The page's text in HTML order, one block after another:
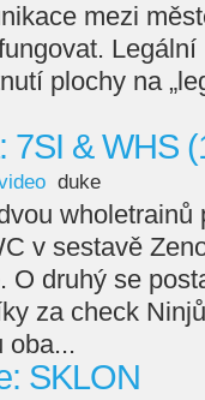
mezi
plochy na
7SI & WHS
duke
wholetrainů
v sestavě
O druhý se
za check
oba...
SKLON